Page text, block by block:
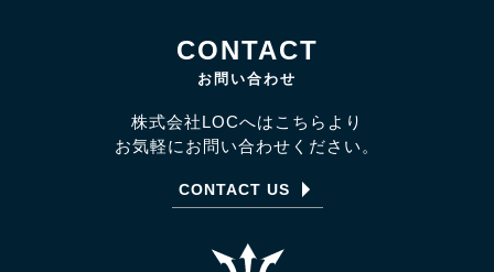
CONTACT
お問い合わせ
株式会社LOCへはこちらより
お気軽にお問い合わせください。
CONTACT US